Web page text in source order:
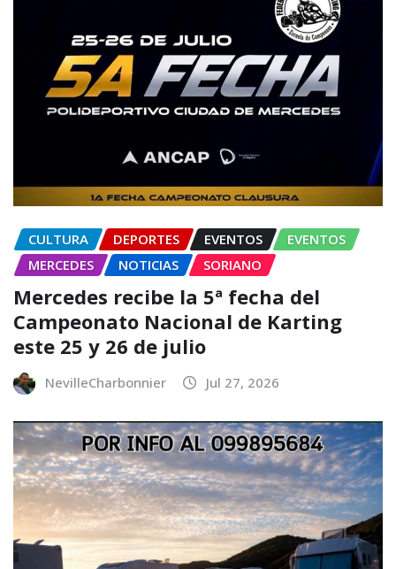
CULTURA DEPORTES EVENTOS
EVENTOS
MERCEDES
NOTICIAS SORIANO
Mercedes recibe la 5ª fecha del
Campeonato Nacional de Karting
este 25 y 26 de julio
NevilleCharbonnier Jul 27, 2026